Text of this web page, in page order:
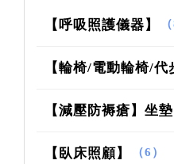
【呼吸照護儀器】
【輪椅/電動輪椅/代
【減壓防褥瘡】坐
【臥床照顧】 （6）